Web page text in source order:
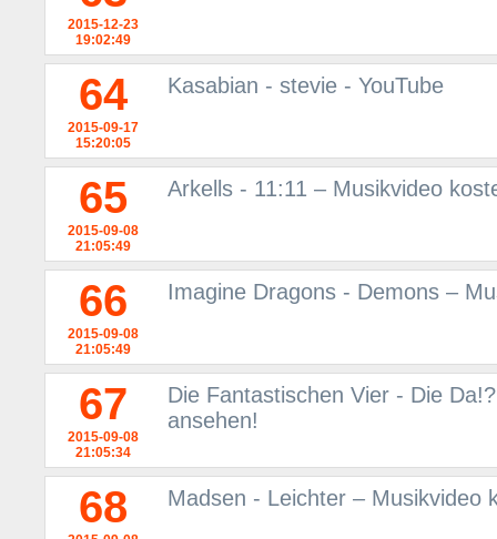
2015-12-23
19:02:49
64
2015-09-17
15:20:05
Kasabian - stevie - YouTube
65
2015-09-08
21:05:49
Arkells - 11:11 – Musikvideo
66
2015-09-08
21:05:49
Imagine Dragons - Demons –
67
2015-09-08
21:05:34
Die Fantastischen Vier - Die
ansehen!
68 Madsen - Leichter – Musikvideo